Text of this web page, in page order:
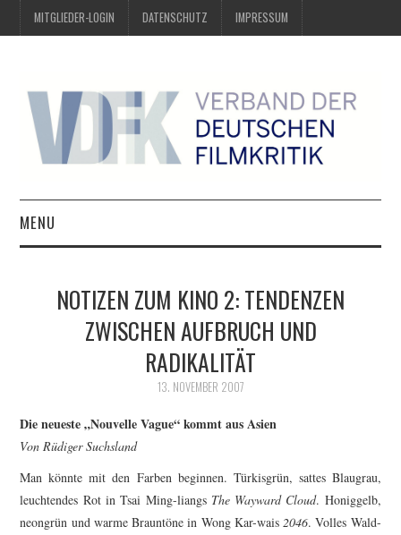
MITGLIEDER-LOGIN DATENSCHUTZ IMPRESSUM
MENU
PREIS DER DEUTSCHEN
S. KRACAUER PREIS
WOCHE DER KRITIK
NOTIZEN ZUM KINO 2: TENDENZEN
ZWISCHEN AUFBRUCH UND
RADIKALITÄT
13. NOVEMBER 2007
Die neueste „Nouvelle Vague“ kommt aus Asien
Von Rüdiger Suchsland
Man könnte mit den Farben beginnen. Türkisgrün, sattes Blaugrau,
leuchtendes Rot in Tsai Ming-liangs The Wayward Cloud. Honiggelb,
neongrün und warme Brauntöne in Wong Kar-wais2046. Volles Wald-